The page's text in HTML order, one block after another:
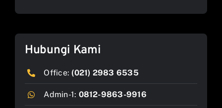
Hubungi Kami
Office: (021) 2983 6535
Admin-1: 0812-9863-9916